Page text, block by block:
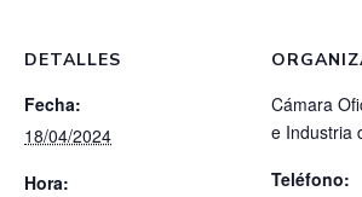
DETALLES
Fecha:
18/04/2024
Hora:
Cámara
e Industria
Teléfono: